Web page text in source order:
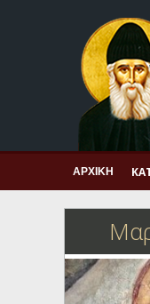
Πνευματική ζωή
Μαρτυρία και διδαχή
Λατρεία και προσευχή
Αγιολόγιο –
Η πίστη στην εποχή
ΑΡΧΙΚΉ